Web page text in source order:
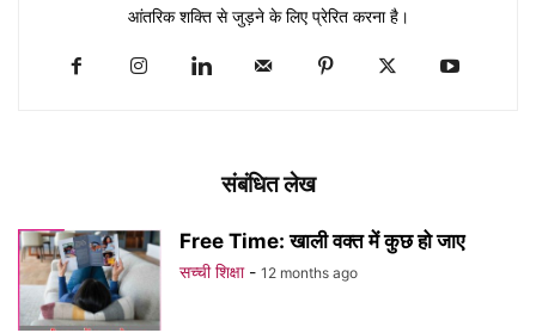
आंतरिक शक्ति से जुड़ने के लिए प्रेरित करना है।
संबंधित लेख
Free Time: खाली वक्त में कुछ हो जाए
सच्ची शिक्षा - 12 months ago